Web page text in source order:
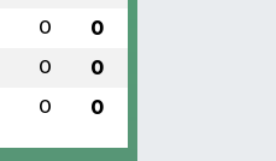
0 0
0 0
0 0